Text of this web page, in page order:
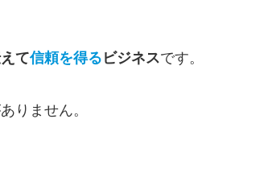
て信頼を得る ビジネスです。
りません。